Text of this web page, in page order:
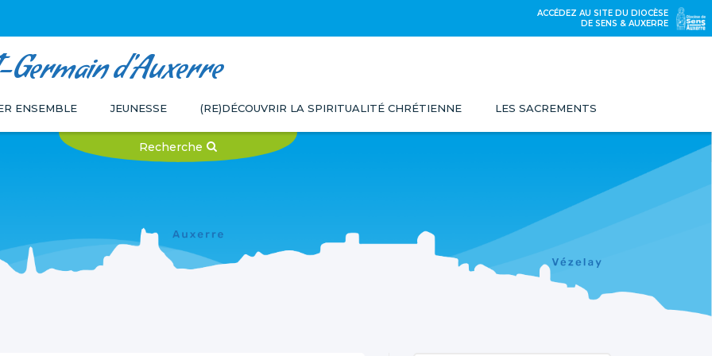
ACCÉDEZ AU SITE DU DIOCÈSE
DE SENS & AUXERRE
Germain d'Auxerre
JEUNESSE (RE)DÉCOUVRIR LA SPIRITUALITÉ CHRÉTIENNE LES SACREMENTS
ENSEMBLE
Recherche